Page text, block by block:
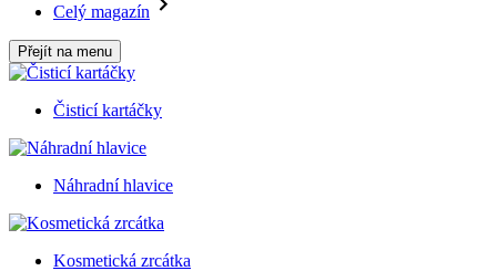
Celý magazín
Přejít na menu
Čisticí kartáčky
Náhradní hlavice
Kosmetická zrcátka